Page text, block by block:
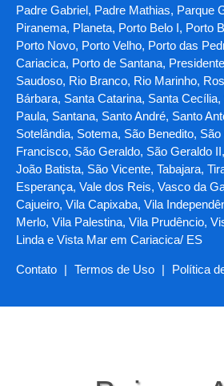
Padre Gabriel, Padre Mathias, Parque
Piranema, Planeta, Porto Belo I, Porto
Porto Novo, Porto Velho, Porto das
Cariacica, Porto de Santana,
Saudoso, Rio Branco, Rio Marinho,
Bárbara, Santa Catarina, Santa
Paula, Santana, Santo André, Santo
Sotelândia, Sotema, São Benedito,
Francisco, São Geraldo, São Geraldo
João Batista, São Vicente, Tabajara,
Esperança, Vale dos Reis, Vasco da
Cajueiro, Vila Capixaba, Vila
Merlo, Vila Palestina, Vila Prudêncio,
Linda e Vista Mar em Cariacica/ ES
Contato | Termos de Uso | Política